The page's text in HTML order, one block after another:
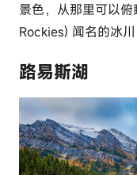
景色，从那里可以
Rockies) 闻名的冰
路易斯湖